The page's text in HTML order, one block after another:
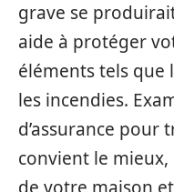
grave se
aide à protéger
éléments tels que
les incendies.
d’assurance pour
convient le